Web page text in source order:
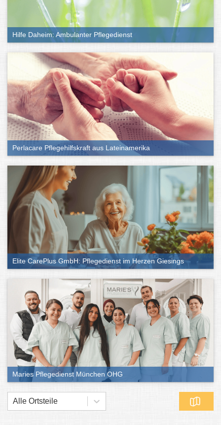
Hilfe Daheim: Ambulanter Pflegedienst
Perlacare Pflegehilfskraft aus Lateinamerika
Elite CarePlus GmbH: Pflegedienst im Herzen Giesings
Maries Pflegedienst München OHG
Alle Ortsteile